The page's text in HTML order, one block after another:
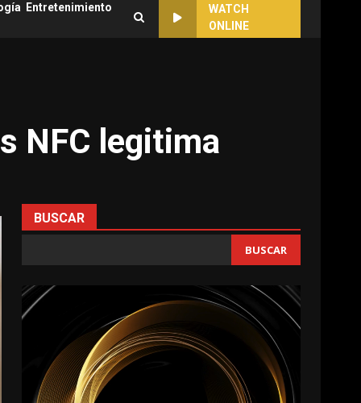
Entretenimiento
WATCH
ONLINE
NFC legitima
BUSCAR
BUSCAR